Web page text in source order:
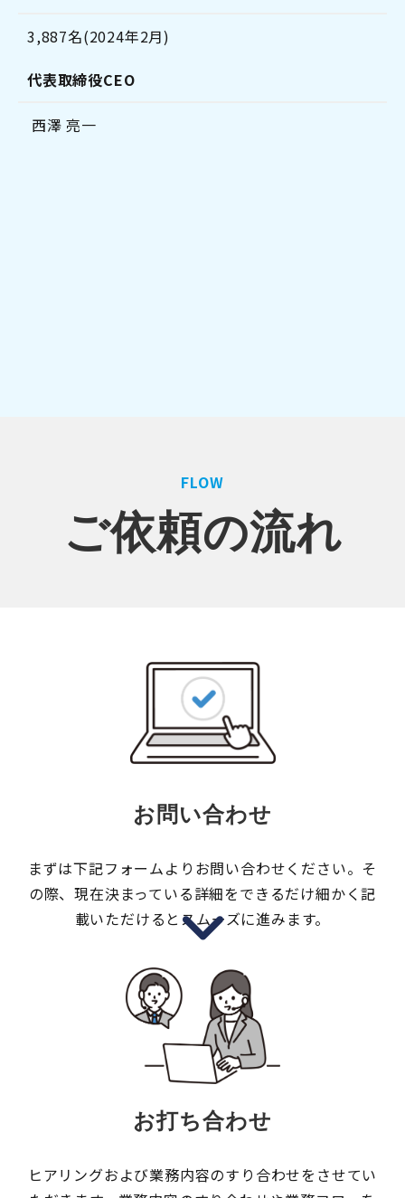
3,887名(2024年2月)
代表取締役CEO
西澤 亮一
FLOW
ご依頼の流れ
お問い合わせ
まずは下記フォームよりお問い合わせください。そ
の際、現在決まっている詳細をできるだけ細かく記
載いただけるとスムーズに進みます。
お打ち合わせ
ヒアリングおよび業務内容のすり合わせをさせてい